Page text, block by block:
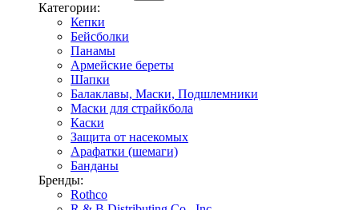
Категории:
Кепки
Бейсболки
Панамы
Армейские береты
Шапки
Балаклавы, Маски, Подшлемники
Маски для страйкбола
Каски
Защита от насекомых
Арафатки (шемаги)
Банданы
Бренды:
Rothco